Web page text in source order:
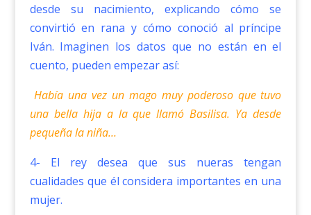
desde su nacimiento, explicando cómo se
convirtió en rana y cómo conoció al príncipe
Iván. Imaginen los datos que no están en el
cuento, pueden empezar así:
Había una vez un mago muy poderoso que tuvo
una bella hija a la que llamó Basilisa. Ya desde
pequeña la niña…
4- El rey desea que sus nueras tengan
cualidades que él considera importantes en una
mujer.